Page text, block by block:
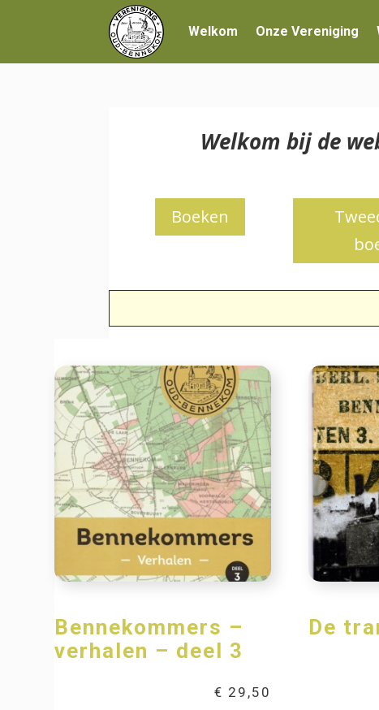
Welkom Onze Vereniging
Welkom bij de
Boeken
Bennekommers –
verhalen – deel 3
€ 29,50
De